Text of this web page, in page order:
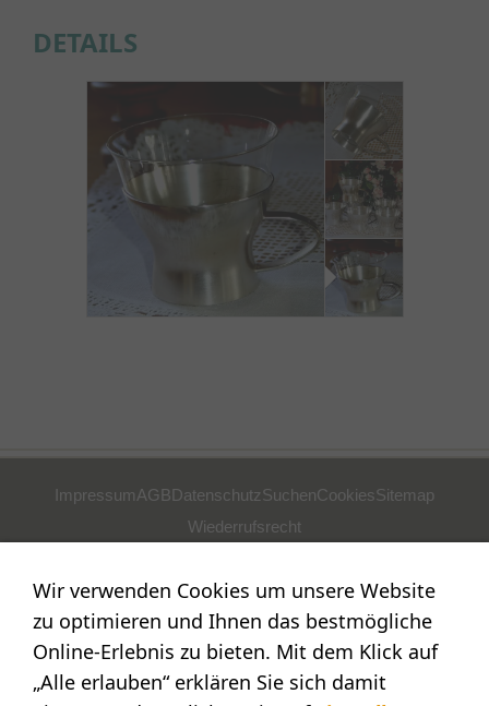
DETAILS
ImpressumAGBDatenschutzSuchenCookiesSitemap
Wiederrufsrecht
Nostalgie- & Geschenk Shop
Maja Schmid
Luzernerstr. 14
CH-6353 Weggis
Wir verwenden Cookies um unsere Website
zu optimieren und Ihnen das bestmögliche
Online-Erlebnis zu bieten. Mit dem Klick auf
„Alle erlauben“ erklären Sie sich damit